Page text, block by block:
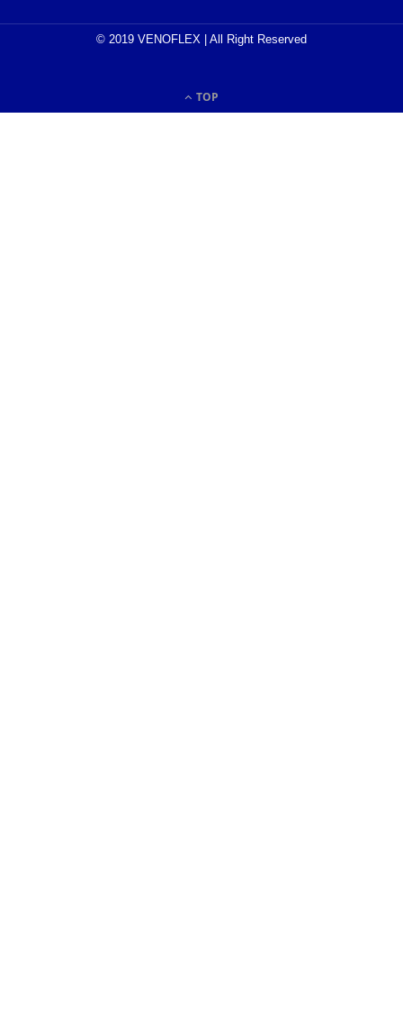
© 2019 VENOFLEX | All Right Reserved
TOP